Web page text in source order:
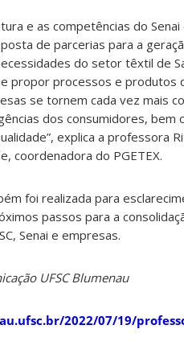
e as competências do
de parcerias para a
do setor têxtil de
propor processos e produtos
se tornem cada vez mais
dos consumidores, bem
explica a professora
coordenadora do PGETEX.
foi realizada para
passos para a
Senai e empresas.
UFSC Blumenau
2022/07/19/